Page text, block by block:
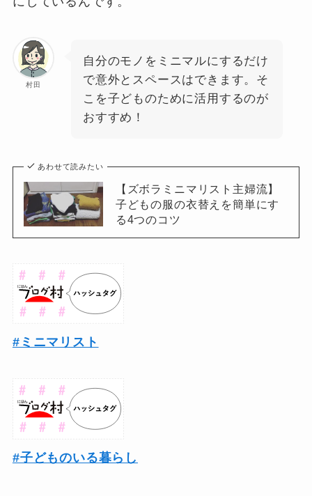
村田
自分のモノをミニマルにするだけ
で意外とスペースはできます。そ
こを子どものために活用するのが
おすすめ！
あわせて読みたい
【ズボラミニマリスト主婦流】
子どもの服の衣替えを簡単にす
る4つのコツ
#ミニマリスト
#子どものいる暮らし